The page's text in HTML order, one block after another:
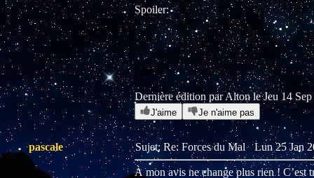
Spoiler:
Dernière édition par Alton le Jeu 14
J'aime Je n'aime pas
pascale Sujet: Re: Forces du MalLun 25 Jan
À mon avis ne change plus rien ! C’est